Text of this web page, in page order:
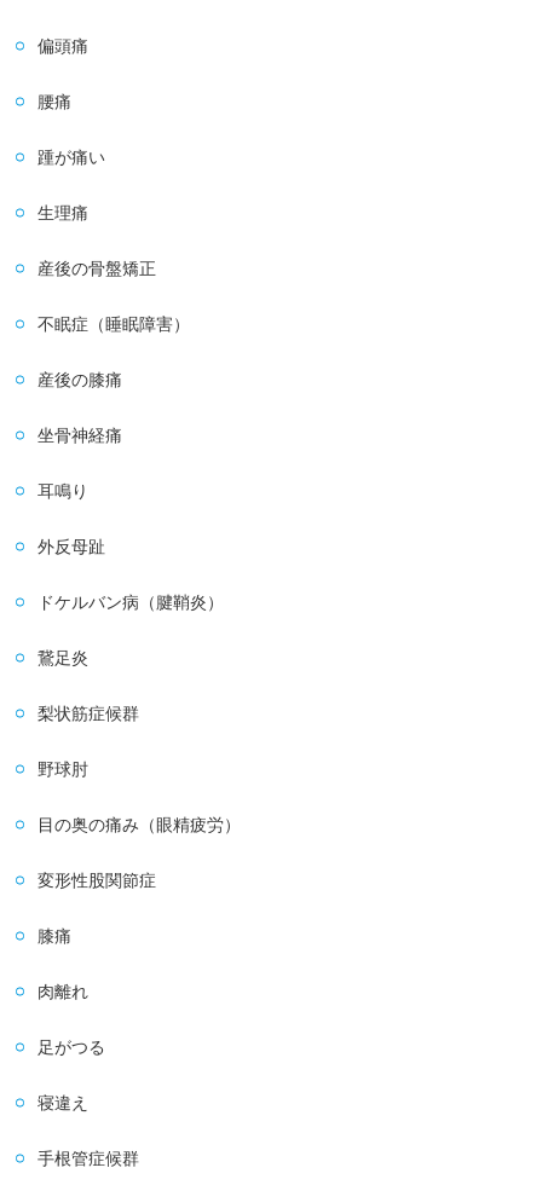
偏頭痛
腰痛
踵が痛い
生理痛
産後の骨盤矯正
不眠症（睡眠障害）
産後の膝痛
坐骨神経痛
耳鳴り
外反母趾
ドケルバン病（腱鞘炎）
鵞足炎
梨状筋症候群
野球肘
目の奥の痛み（眼精疲労）
変形性股関節症
膝痛
肉離れ
足がつる
寝違え
手根管症候群